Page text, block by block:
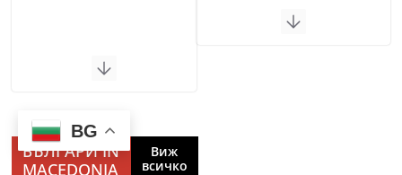
БЪЛГАРИ IN
MACEDONIA
Виж
всичко
BG